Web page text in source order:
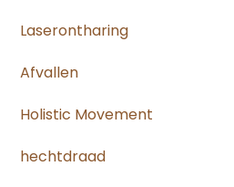
Laserontharing
Afvallen
Holistic Movement
hechtdraad